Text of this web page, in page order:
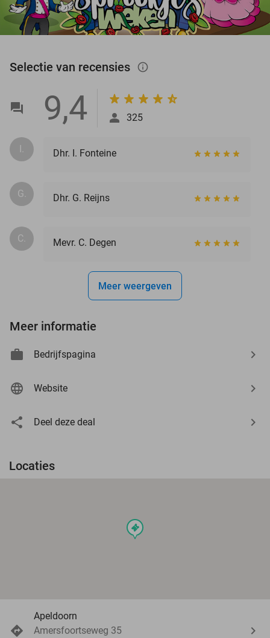
Selectie van recensies info_outlined
9,4 325
I. Dhr. I. Fonteine
G. Dhr. G. Reijns
C. Mevr. C. Degen
Meer weergeven
Meer informatie
Bedrijfspagina
Website
Deel deze deal
Locaties
events
Apeldoorn
Amersfoortseweg 35